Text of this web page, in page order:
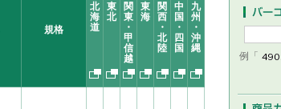
規格
北
海
道
東
北
関
東
・
甲
信
越
東
海
関
西
・
北
陸
中
国
・
四
国
九
州
・
沖
縄
例「